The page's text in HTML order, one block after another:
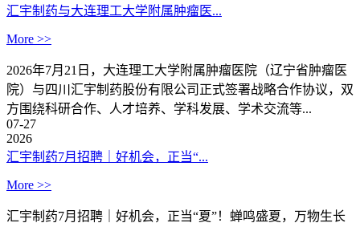
汇宇制药与大连理工大学附属肿瘤医...
More >>
2026年7月21日，大连理工大学附属肿瘤医院（辽宁省肿瘤医
院）与四川汇宇制药股份有限公司正式签署战略合作协议，双
方围绕科研合作、人才培养、学科发展、学术交流等...
07-27
2026
汇宇制药7月招聘｜好机会，正当“...
More >>
汇宇制药7月招聘｜好机会，正当“夏”！蝉鸣盛夏，万物生长